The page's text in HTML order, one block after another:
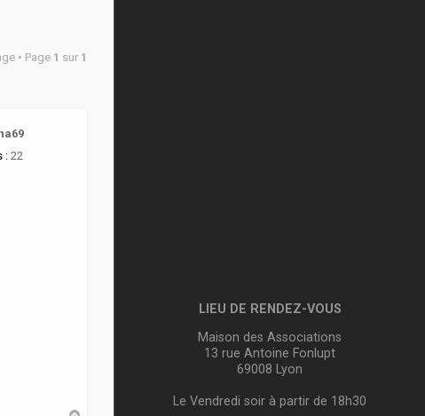
• Page 1 sur 1
: 22
LIEU DE RENDEZ-VOUS
Maison des Associations
13 rue Antoine Fonlupt
69008 Lyon
Le Vendredi soir à partir de 18h30